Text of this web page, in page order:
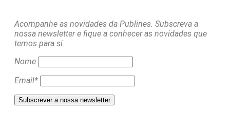
Acompanhe as novidades da Publines. Subscreva a
nossa newsletter e fique a conhecer as novidades que
temos para si.
Nome
Email*